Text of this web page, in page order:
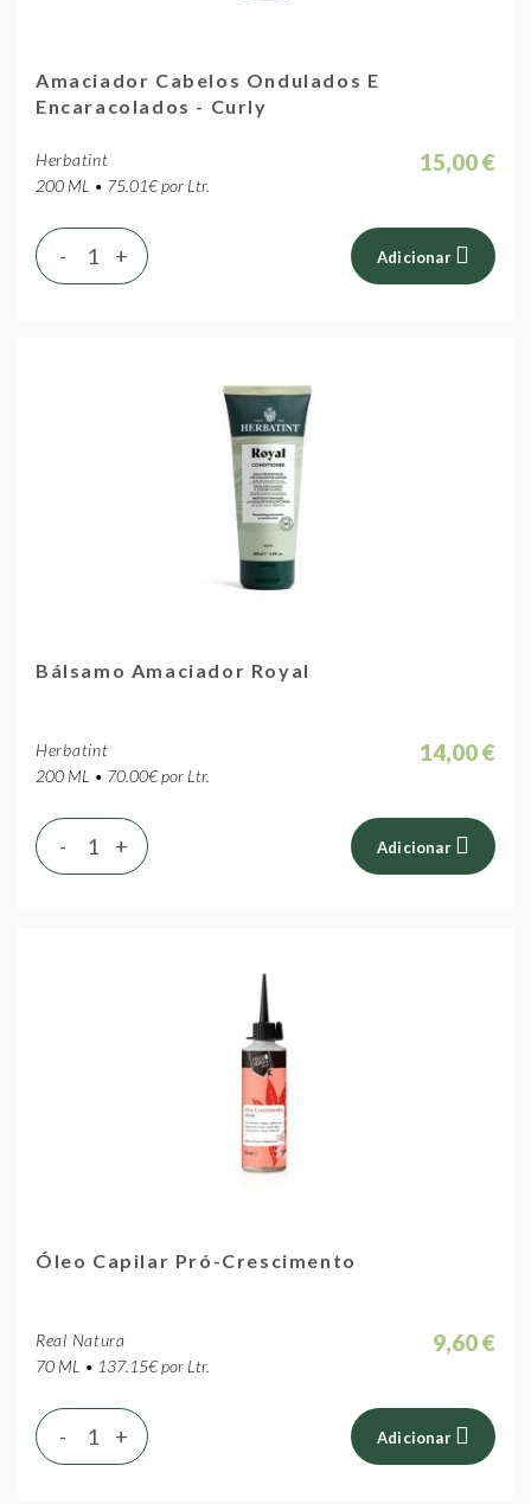
Amaciador Cabelos Ondulados E
Encaracolados - Curly
Herbatint
200 ML • 75.01€ por Ltr.
15,00 €
+
- Adicionar
Bálsamo Amaciador Royal
Herbatint
200 ML • 70.00€ por Ltr.
14,00 €
+
- Adicionar
Óleo Capilar Pró-Crescimento
Real Natura
70 ML • 137.15€ por Ltr.
9,60 €
+
- Adicionar